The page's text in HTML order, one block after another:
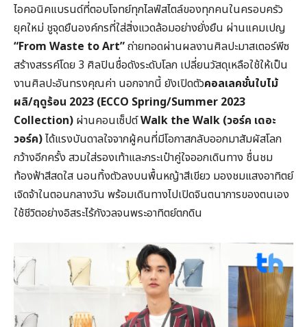
ไอคอนิคแบรนด์ที่ตอบโจทย์ทุกไลฟ์สไตล์ของทุกคนในครอบครัว
ยุคใหม่ ชูจุดยืนองค์กรที่ใส่สิ่งแวดล้อมอย่างยั่งยืน ผ่านแคมเปญ
“From Waste to Art”ถ่ายทอดผ่านผลงานศิลปะมาสเตอร์พีซ
สร้างสรรค์โดย 3 ศิลปินชื่อดังระดับโลก เปลี่ยนวัสดุเหลือใช้ให้เป็น
งานศิลปะอันทรงคุณค่า นอกจากนี้ ยังเปิดตัวคอลเลคชั่นใบไม้
ผลิ/ฤดูร้อน 2023 (ECCO Spring/Summer 2023
Collection) ผ่านคอนเซ็ปต์Walk the Walk (วอร์ค เดอะ
วอร์ค)ได้แรงบันดาลใจจากผู้คนที่มีโอกาสกลับออกมาสัมผัสโลก
กว้างอีกครั้ง สวมใส่รองเท้าและกระเป๋าคู่ใจออกเดินทาง ชื่นชม
ท้องฟ้าสีสดใส นอนทิ้งตัวลงบนพื้นหญ้าสีเขียว มองชมแสงอาทิตย์
เจิดจ้าในตอนกลางวัน พร้อมเดินทางไปเปิดจินตนาการของตนเอง
ใช้ชีวิตอย่างอิสระไร้กังวลจนพระอาทิตย์ตกดิน